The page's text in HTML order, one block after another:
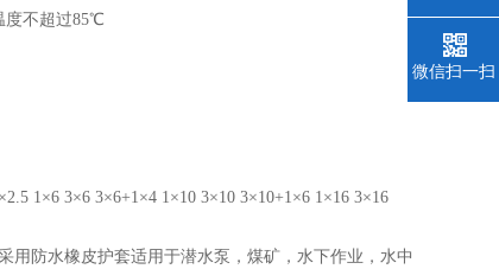
度不超过85℃
1×6 3×6 3×6+1×4 1×10 3×10 3×10+1×6 1×16 3×16
用防水橡皮护套适用于潜水泵，煤矿，水下作业，水中
微信扫一扫